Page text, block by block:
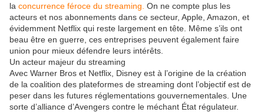
la concurrence féroce du streaming. On ne compte plus les
acteurs et nos abonnements dans ce secteur, Apple, Amazon, et
évidemment Netflix qui reste largement en tête. Même s’ils ont
beau être en guerre, ces entreprises peuvent également faire
union pour mieux défendre leurs intérêts.
Un acteur majeur du streaming
Avec Warner Bros et Netflix, Disney est à l’origine de la création
de la coalition des plateformes de streaming dont l’objectif est de
peser dans les futures réglementations gouvernementales. Une
sorte d’alliance d’Avengers contre le méchant État régulateur.